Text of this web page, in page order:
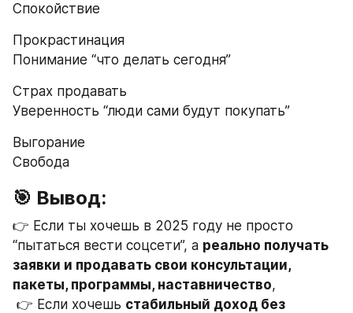
Спокойствие
Прокрастинация
Понимание “что делать сегодня”
Страх продавать
Уверенность “люди сами будут покупать”
Выгорание
Свобода
🎯 Вывод:
👉 Если ты хочешь в 2025 году не просто
“пытаться вести соцсети”, а реально получать
заявки и продавать свои консультации,
пакеты, программы, наставничество,
👉 Если хочешь стабильный доход без